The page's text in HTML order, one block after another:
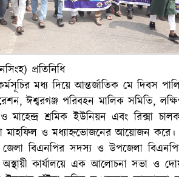
প্রতিনিধি
মধ্য দিয়ে আন্তর্জাতিক মে দিবস
ঈশ্বরগঞ্জ পরিবহন মালিক সমিতি,
শ্রমিক ইউনিয়ন এবং রিক্সা
মাহফিল ও মধ্যাহ্নভোজনের আয়োজন করে।
বিএনপির সদস্য ও উপজেলা
অস্থায়ী কার্যালয়ে এক আলোচনা সভা ও